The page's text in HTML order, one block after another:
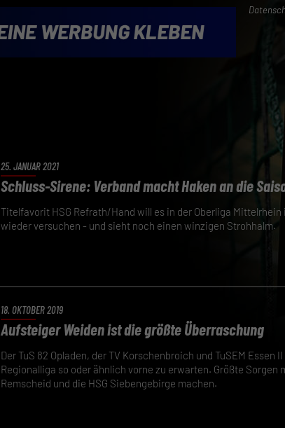
25. JANUAR 2021
Schluss-Sirene: Verband macht Haken an die
Titelfavorit HSG Refrath/Hand will es in der Oberliga
wieder versuchen - und sieht noch einen winzigen Strohhalm.
18. OKTOBER 2019
Aufsteiger Weiden ist die größte Überraschung
Der TuS 82 Opladen, der TV Korschenbroich und TuSEM Essen
Regionalliga so oder ähnlich vorne zu erwarten. Größte Sorgen
Remscheid und die HSG Siebengebirge machen.